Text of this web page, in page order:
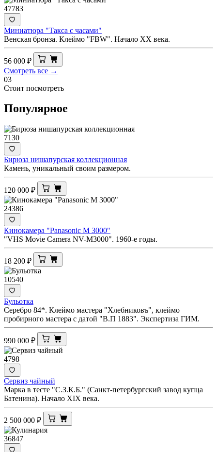
47783
Миниатюра "Такса с часами"
Венская бронза. Клеймо "FBW". Начало ХХ века.
56 000 ₽
Смотреть все →
03
Стоит посмотреть
Популярное
7130
Бирюза нишапурская коллекционная
Камень, уникальный своим размером.
120 000 ₽
24386
Кинокамера "Panasonic M 3000"
"VHS Movie Camera NV-M3000". 1960-е годы.
18 200 ₽
10540
Бульотка
Серебро 84*. Клеймо мастера "Хлебниковъ", клеймо
пробирного мастера с датой "В.П 1883". Экспертиза ГИМ.
990 000 ₽
4798
Сервиз чайный
Марка в тесте "С.З.К.Б." (Санкт-петербургский завод купца
Батенина). Начало XIX века.
2 500 000 ₽
36847